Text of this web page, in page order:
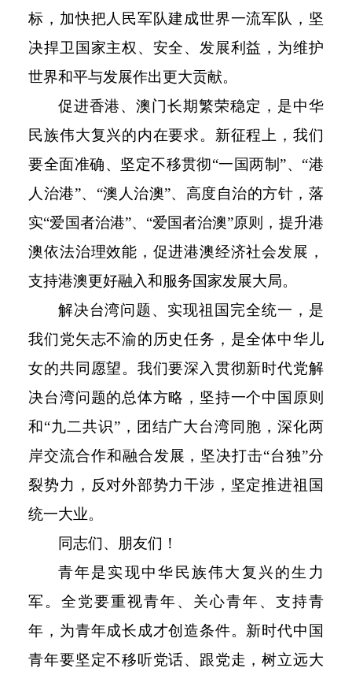
标，加快把人民军队建成世界一流军队，坚
决捍卫国家主权、安全、发展利益，为维护
世界和平与发展作出更大贡献。
促进香港、澳门长期繁荣稳定，是中华
民族伟大复兴的内在要求。新征程上，我们
要全面准确、坚定不移贯彻“一国两制”、“港
人治港”、“澳人治澳”、高度自治的方针，落
实“爱国者治港”、“爱国者治澳”原则，提升港
澳依法治理效能，促进港澳经济社会发展，
支持港澳更好融入和服务国家发展大局。
解决台湾问题、实现祖国完全统一，是
我们党矢志不渝的历史任务，是全体中华儿
女的共同愿望。我们要深入贯彻新时代党解
决台湾问题的总体方略，坚持一个中国原则
和“九二共识”，团结广大台湾同胞，深化两
岸交流合作和融合发展，坚决打击“台独”分
裂势力，反对外部势力干涉，坚定推进祖国
统一大业。
同志们、朋友们！
青年是实现中华民族伟大复兴的生力
军。全党要重视青年、关心青年、支持青
年，为青年成长成才创造条件。新时代中国
青年要坚定不移听党话、跟党走，树立远大